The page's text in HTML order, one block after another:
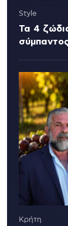
Style
Τα 4
Κρήτη